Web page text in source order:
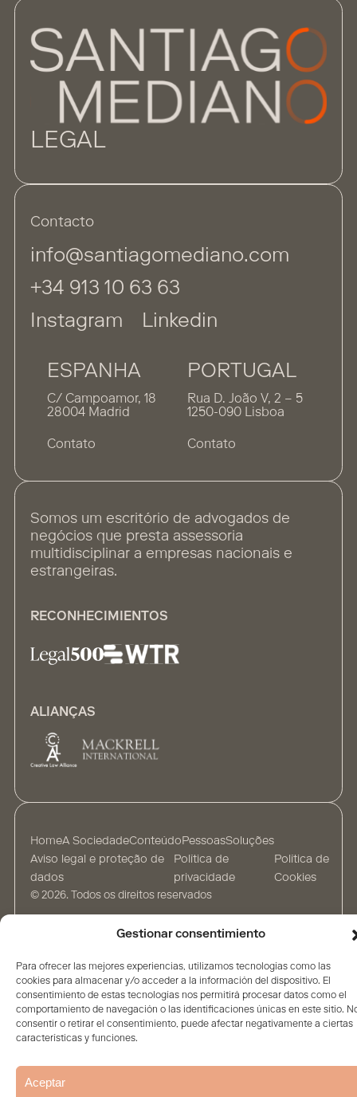
Gestionar consentimiento
Para ofrecer las mejores experiencias, utilizamos tecnologías como las
cookies para almacenar y/o acceder a la información del dispositivo. El
consentimiento de estas tecnologías nos permitirá procesar datos como el
comportamiento de navegación o las identificaciones únicas en este sitio.
consentir o retirar el consentimiento, puede afectar negativamente a ciertas
características y funciones.
Aceptar
Contacto
info@santiagomediano.com
+34 913 10 63 63
Instagram
Linkedin
ESPANHA
C/ Campoamor, 18
28004 Madrid
Contato
PORTUGAL
Rua D. João V, 2 – 5
1250-090 Lisboa
Contato
LEGAL
Somos um escritório de advogados de
negócios que presta assessoria
multidisciplinar a empresas nacionais e
estrangeiras.
RECONHECIMIENTOS
ALIANÇAS
© 2026. Todos os direitos reservados
HomeA SociedadeConteúdoPessoasSoluções
Aviso legal e proteção de
dados
Política de
privacidade
Política de
Cookies